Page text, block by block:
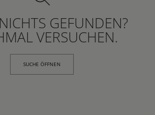
GEFUNDEN?
VERSUCHEN.
SUCHE ÖFFNEN